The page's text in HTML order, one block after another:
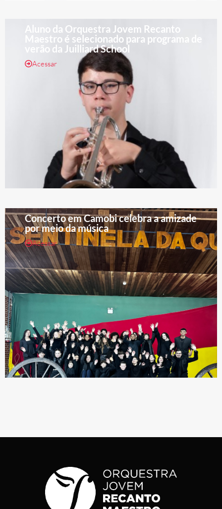
Aluno da Orquestra Jovem Recanto
Maestro é selecionado para programa de
verão da Juilliard School
Acessar
Concerto em Camobi celebra a amizade
por meio da música
Acessar